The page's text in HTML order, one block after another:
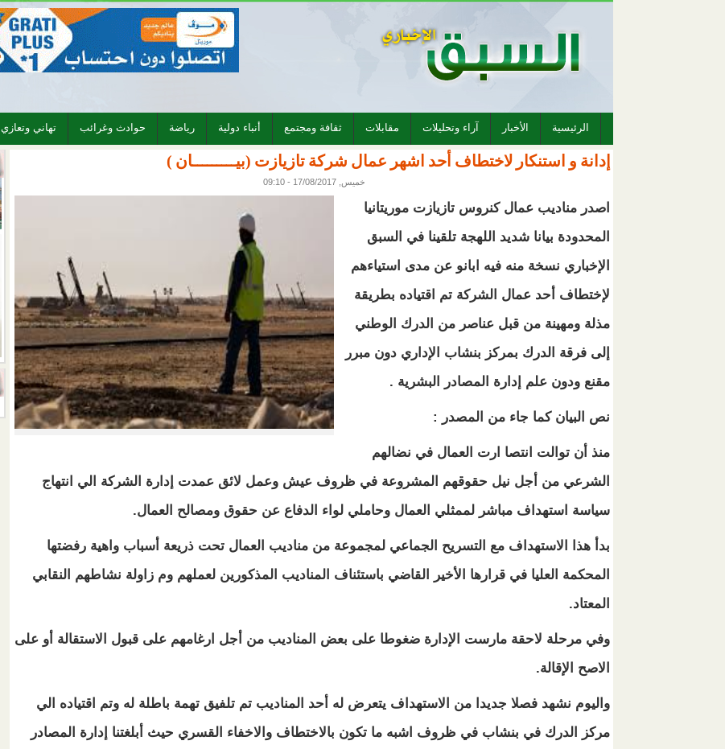
الرئيسية الأخبار آراء وتحليلات مقابلات ثقافة ومجتمع أنباء دولية رياضة حوادث وغرائب تهاني وتعازي
إدانة و استنكار لاختطاف أحد اشهر عمال شركة تازيازت (بيـــــــــان )
خميس, 17/08/2017 - 09:10
اصدر مناديب عمال كنروس تازيازت موريتانيا
المحدودة بيانا شديد اللهجة تلقينا في السبق
الإخباري نسخة منه فيه ابانو عن مدى استياءهم
لإختطاف أحد عمال الشركة تم اقتياده بطريقة
مذلة ومهينة من قبل عناصر من الدرك الوطني
إلى فرقة الدرك بمركز بنشاب الإداري دون مبرر
مقنع ودون علم إدارة المصادر البشرية .
نص البيان كما جاء من المصدر :
منذ أن توالت انتصا ارت العمال في نضالهم
الشرعي من أجل نيل حقوقهم المشروعة في ظروف عيش وعمل لائق عمدت إدارة الشركة الي انتهاج
سياسة استهداف مباشر لممثلي العمال وحاملي لواء الدفاع عن حقوق ومصالح العمال.
بدأ هذا الاستهداف مع التسريح الجماعي لمجموعة من مناديب العمال تحت ذريعة أسباب واهية رفضتها
المحكمة العليا في قرارها الأخير القاضي باستئناف المناديب المذكورين لعملهم وم زاولة نشاطهم النقابي
المعتاد.
وفي مرحلة لاحقة مارست الإدارة ضغوطا على بعض المناديب من أجل ارغامهم على قبول الاستقالة أو على
الاصح الإقالة.
واليوم نشهد فصلا جديدا من الاستهداف يتعرض له أحد المناديب تم تلفيق تهمة باطلة له وتم اقتياده الي
مركز الدرك في بنشاب في ظروف اشبه ما تكون بالاختطاف والاخفاء القسري حيث أبلغتنا إدارة المصادر